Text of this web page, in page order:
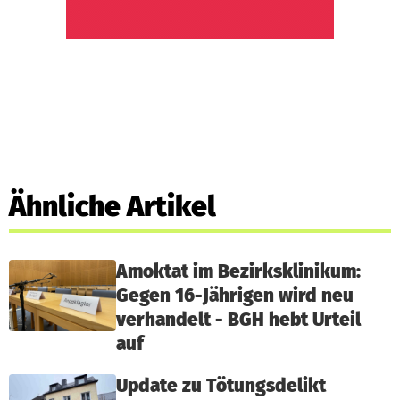
Ähnliche Artikel
Amoktat im Bezirksklinikum:
Gegen 16-Jährigen wird neu
verhandelt - BGH hebt Urteil
auf
Update zu Tötungsdelikt